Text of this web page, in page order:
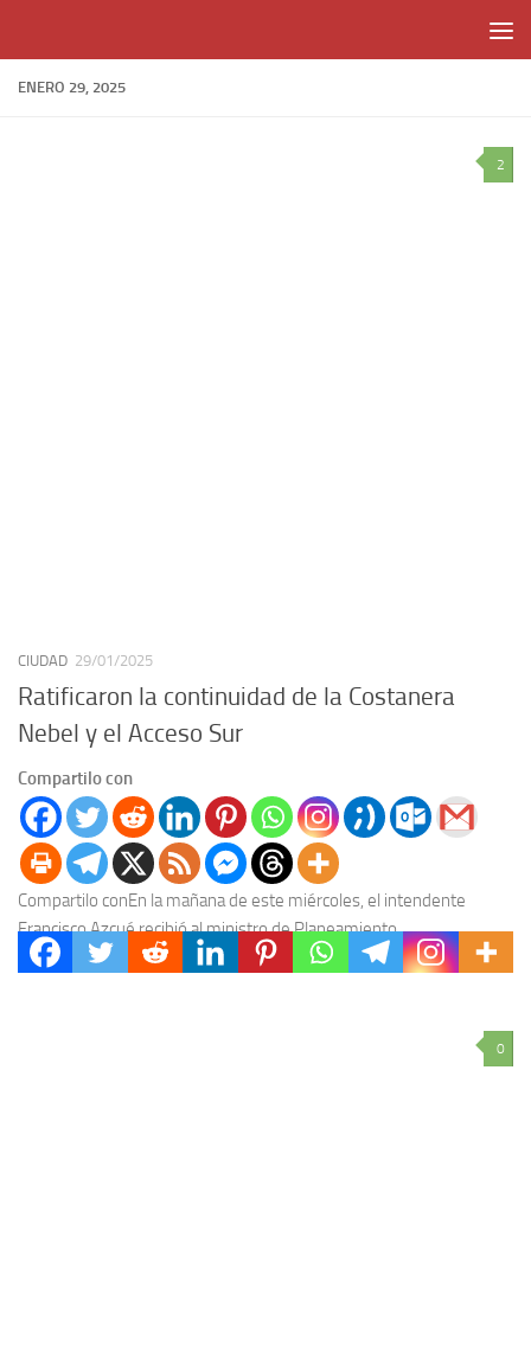
ENERO 29, 2025
2
CIUDAD 29/01/2025
Ratificaron la continuidad de la Costanera
Nebel y el Acceso Sur
Compartilo con
Compartilo conEn la mañana de este miércoles, el intendente
Francisco Azcué recibió al ministro de Planeamiento,
Infraestructura y Servicios de la Provincia Darío Schneider y...
0